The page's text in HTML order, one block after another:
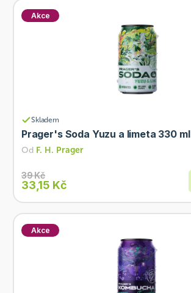
Akce
Skladem
Prager's Soda Yuzu a limeta 330 ml
Od F. H. Prager
39 Kč
33,15 Kč
Akce